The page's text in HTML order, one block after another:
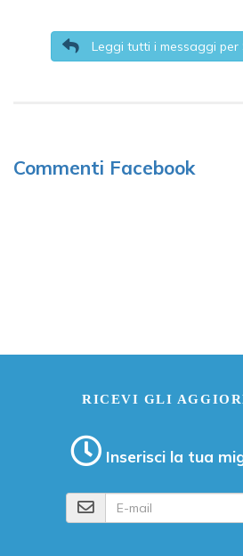
Leggi tutti i messaggi per
Commenti Facebook
RICEVI GLI
Inserisci la tua